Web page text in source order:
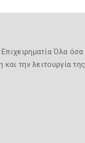
Όλα όσα
την λειτουργία της